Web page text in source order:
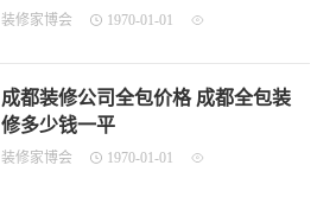
装修家博会 1970-01-01
成都装修公司全包价格 成都全包装
修多少钱一平
装修家博会 1970-01-01